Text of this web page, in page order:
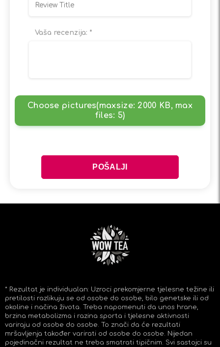
Vaša recenzija: *
Choose pictures(maxsize: 2000 KB, max
files: 5)
* Rezultat je individualan: Uzroci prekomjerne tjelesne težine ili
pretilosti razlikuju se od osobe do osobe, bilo genetske ili od
okoline i načina života. Treba napomenuti da unos hrane,
brzina metabolizma i razina sporta i tjelesne aktivnosti
variraju od osobe do osobe. To znači da će rezultati
mršavljenja također varirati od osobe do osobe. Nijedan
pojedinačni rezultat ne treba smatrati tipičnim. Svi sastojci su